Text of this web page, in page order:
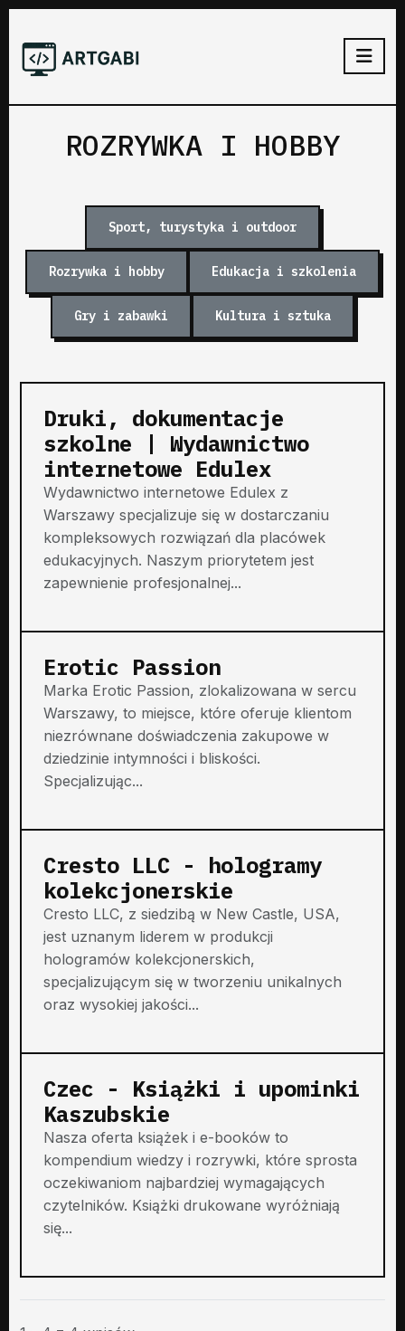
ROZRYWKA I HOBBY
Sport, turystyka i outdoor
Rozrywka i hobby Edukacja i szkolenia
Gry i zabawki Kultura i sztuka
Druki, dokumentacje
szkolne | Wydawnictwo
internetowe Edulex
Wydawnictwo internetowe Edulex z
Warszawy specjalizuje się w dostarczaniu
kompleksowych rozwiązań dla placówek
edukacyjnych. Naszym priorytetem jest
zapewnienie profesjonalnej...
Erotic Passion
Marka Erotic Passion, zlokalizowana w sercu
Warszawy, to miejsce, które oferuje klientom
niezrównane doświadczenia zakupowe w
dziedzinie intymności i bliskości.
Specjalizując...
Cresto LLC - hologramy
kolekcjonerskie
Cresto LLC, z siedzibą w New Castle, USA,
jest uznanym liderem w produkcji
hologramów kolekcjonerskich,
specjalizującym się w tworzeniu unikalnych
oraz wysokiej jakości...
Czec - Książki i upominki
Kaszubskie
Nasza oferta książek i e-booków to
kompendium wiedzy i rozrywki, które sprosta
oczekiwaniom najbardziej wymagających
czytelników. Książki drukowane wyróżniają
się...